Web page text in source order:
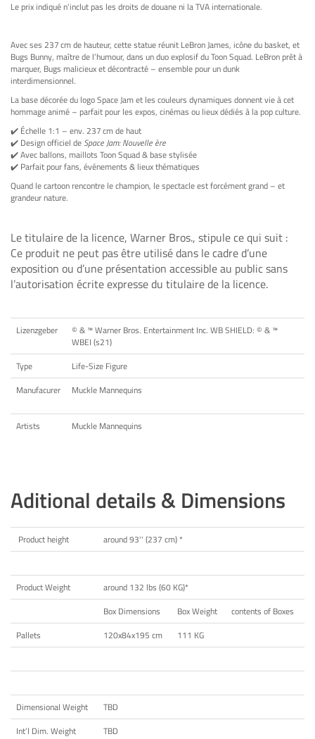
Le prix indiqué n'inclut pas les droits de douane ni la TVA internationale.
Avec ses 237 cm de hauteur, cette statue réunit LeBron James, icône du basket, et
Bugs Bunny, maître de l’humour, dans un duo explosif du Toon Squad. LeBron prêt à
marquer, Bugs malicieux et décontracté – ensemble pour un dunk
interdimensionnel.
La base décorée du logo Space Jam et les couleurs dynamiques donnent vie à cet
hommage animé – parfait pour les expos, cinémas ou lieux dédiés à la pop culture.
✔️ Échelle 1:1 – env. 237 cm de haut
✔️ Design officiel deSpace Jam: Nouvelle ère
✔️ Avec ballons, maillots Toon Squad & base stylisée
✔️ Parfait pour fans, événements & lieux thématiques
Quand le cartoon rencontre le champion, le spectacle est forcément grand – et
grandeur nature.
Le titulaire de la licence, Warner Bros., stipule ce qui suit :
Ce produit ne peut pas être utilisé dans le cadre d’une
exposition ou d’une présentation accessible au public sans
l’autorisation écrite expresse du titulaire de la licence.
Lizenzgeber
©️ & ™️ Warner Bros. Entertainment Inc. WB SHIELD: ©️ & ™️
WBEI (s21)
Type
Life-Size Figure
Manufacurer
Muckle Mannequins
Artists Muckle Mannequins
Aditional details & Dimensions
Product height around 93'' (237 cm) *
Product Weight
around 132 lbs (60 KG)*
Box Dimensions
Box Weight
contents of Boxes
Pallets
120x84x195 cm 111 KG
Dimensional Weight
TBD
Int’l Dim. Weight
TBD